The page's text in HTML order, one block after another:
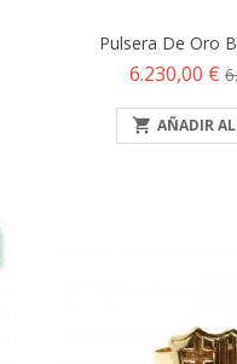
Pulsera De Oro
Precio
6.230,00 €
 AÑADIR